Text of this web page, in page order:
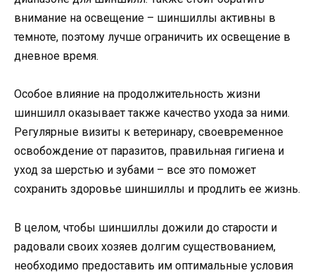
внимание на освещение – шиншиллы активны в
темноте, поэтому лучше ограничить их освещение в
дневное время.
Особое влияние на продолжительность жизни
шиншилл оказывает также качество ухода за ними.
Регулярные визиты к ветеринару, своевременное
освобождение от паразитов, правильная гигиена и
уход за шерстью и зубами – все это поможет
сохранить здоровье шиншиллы и продлить ее жизнь.
В целом, чтобы шиншиллы дожили до старости и
радовали своих хозяев долгим существованием,
необходимо предоставить им оптимальные условия